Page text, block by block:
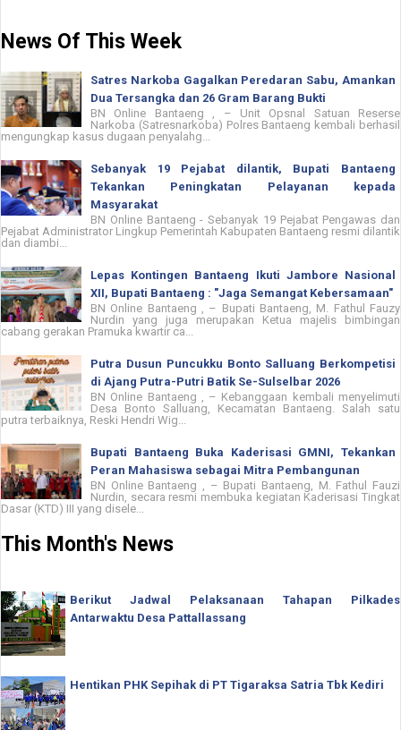
News Of This Week
Satres Narkoba Gagalkan Peredaran Sabu, Amankan
Dua Tersangka dan 26 Gram Barang Bukti
BN Online Bantaeng , – Unit Opsnal Satuan Reserse
Narkoba (Satresnarkoba) Polres Bantaeng kembali berhasil
mengungkap kasus dugaan penyalahg...
Sebanyak 19 Pejabat dilantik, Bupati Bantaeng
Tekankan Peningkatan Pelayanan kepada
Masyarakat
BN Online Bantaeng - Sebanyak 19 Pejabat Pengawas dan
Pejabat Administrator Lingkup Pemerintah Kabupaten Bantaeng resmi dilantik
dan diambi...
Lepas Kontingen Bantaeng Ikuti Jambore Nasional
XII, Bupati Bantaeng : "Jaga Semangat Kebersamaan"
BN Online Bantaeng , – Bupati Bantaeng, M. Fathul Fauzy
Nurdin yang juga merupakan Ketua majelis bimbingan
cabang gerakan Pramuka kwartir ca...
Putra Dusun Puncukku Bonto Salluang Berkompetisi
di Ajang Putra-Putri Batik Se-Sulselbar 2026
BN Online Bantaeng , – Kebanggaan kembali menyelimuti
Desa Bonto Salluang, Kecamatan Bantaeng. Salah satu
putra terbaiknya, Reski Hendri Wig...
Bupati Bantaeng Buka Kaderisasi GMNI, Tekankan
Peran Mahasiswa sebagai Mitra Pembangunan
BN Online Bantaeng , – Bupati Bantaeng, M. Fathul Fauzi
Nurdin, secara resmi membuka kegiatan Kaderisasi Tingkat
Dasar (KTD) III yang disele...
This Month's News
Berikut Jadwal Pelaksanaan Tahapan Pilkades
Antarwaktu Desa Pattallassang
Hentikan PHK Sepihak di PT Tigaraksa Satria Tbk Kediri